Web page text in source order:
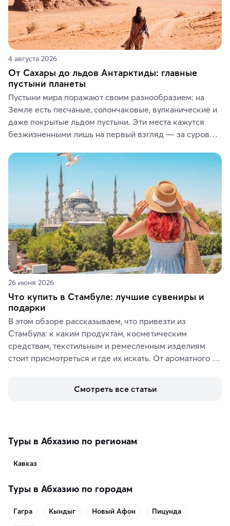
4 августа 2026
От Сахары до льдов Антарктиды: главные
пустыни планеты
Пустыни мира поражают своим разнообразием: на
Земле есть песчаные, солончаковые, вулканические и
даже покрытые льдом пустыни. Эти места кажутся
безжизненными лишь на первый взгляд — за суровой
животные и маршруты, которые дарят одни из самых
ярких впечатлений от путешествий.
26 июня 2026
Что купить в Стамбуле: лучшие сувениры и
подарки
В этом обзоре рассказываем, что привезти из
Стамбула: к каким продуктам, косметическим
средствам, текстильным и ремесленным изделиям
стоит присмотреться и где их искать. От ароматного
аутентичных лавках — в подарок близким или себе на
Смотреть все статьи
Туры в Абхазию по регионам
Кавказ
Туры в Абхазию по городам
Гагра Кындыг Новый Афон Пицунда